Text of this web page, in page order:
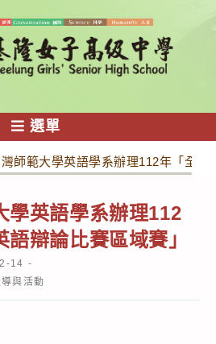
選單
師範大學英語學系辦理112年「全國
學英語學系辦理112
辯論比賽區域賽」
14
與活動